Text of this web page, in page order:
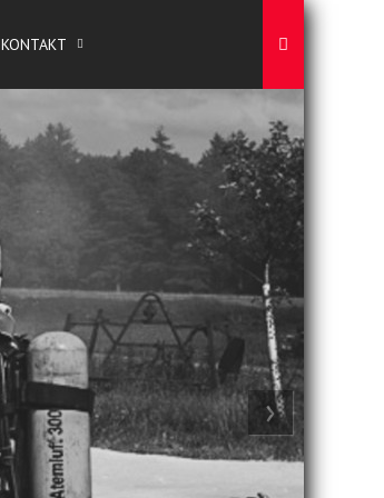
KONTAKT
›